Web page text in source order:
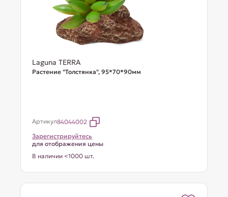
Laguna TERRA
Растение "Толстянка", 95*70*90мм
Артикул84044002
Зарегистрируйтесь
для отображения цены
В наличии <1000 шт.